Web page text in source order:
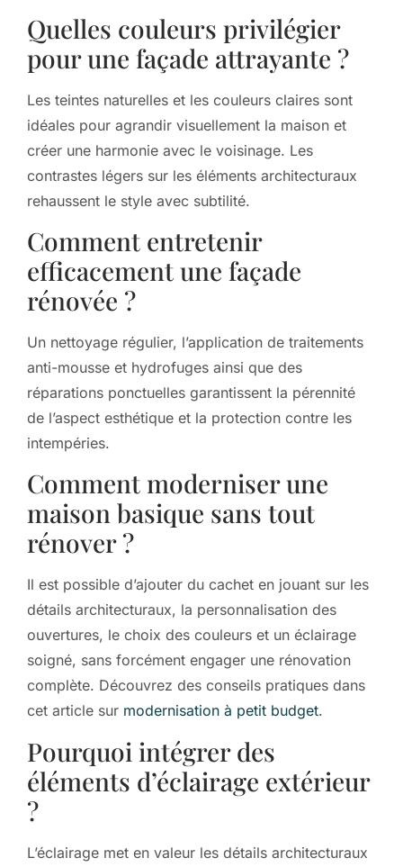
Quelles couleurs privilégier
pour une façade attrayante ?
Les teintes naturelles et les couleurs claires sont
idéales pour agrandir visuellement la maison et
créer une harmonie avec le voisinage. Les
contrastes légers sur les éléments architecturaux
rehaussent le style avec subtilité.
Comment entretenir
efficacement une façade
rénovée ?
Un nettoyage régulier, l’application de traitements
anti-mousse et hydrofuges ainsi que des
réparations ponctuelles garantissent la pérennité
de l’aspect esthétique et la protection contre les
intempéries.
Comment moderniser une
maison basique sans tout
rénover ?
Il est possible d’ajouter du cachet en jouant sur les
détails architecturaux, la personnalisation des
ouvertures, le choix des couleurs et un éclairage
soigné, sans forcément engager une rénovation
complète. Découvrez des conseils pratiques dans
cet article sur modernisation à petit budget.
Pourquoi intégrer des
éléments d’éclairage extérieur
?
L’éclairage met en valeur les détails architecturaux